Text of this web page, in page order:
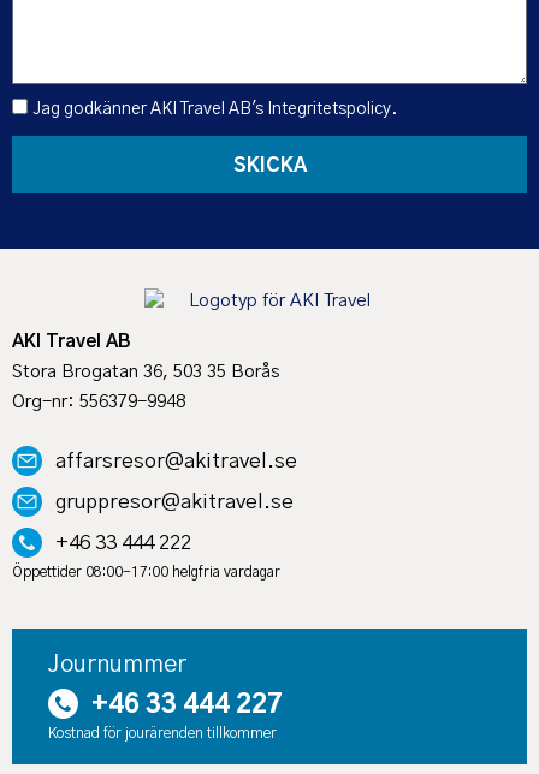
Jag godkänner AKI Travel AB's Integritetspolicy.
SKICKA
AKI Travel AB
Stora Brogatan 36, 503 35 Borås
Org-nr: 556379-9948
affarsresor@akitravel.se
gruppresor@akitravel.se
Journummer
+46 33 444 227
Kostnad för jourärenden tillkommer
+46 33 444 222
Öppettider 08:00-17:00 helgfria vardagar